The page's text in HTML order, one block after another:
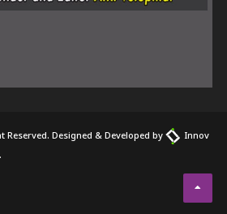
Designed & Developed by
Innov